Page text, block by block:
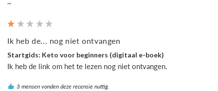
""
Ik heb de... nog niet ontvangen
Startgids: Keto voor beginners (digitaal e-boek)
Ik heb de link om het te lezen nog niet ontvangen.
3 mensen vonden deze recensie nuttig.